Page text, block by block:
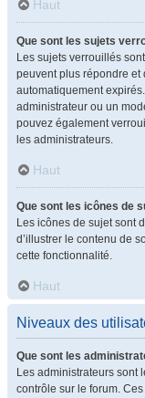
Haut
Que sont les sujets
Les sujets verrouillés
peuvent plus répondre
automatiquement
administrateur ou un
pouvez également
les administrateurs.
Haut
Que sont les icônes de
Les icônes de sujet sont
d’illustrer le contenu de
cette fonctionnalité.
Haut
Niveaux des
Que sont les
Les administrateurs sont
contrôle sur le forum.